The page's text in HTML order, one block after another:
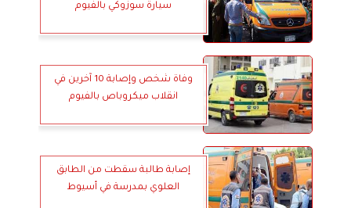
سيارة سوزوكي بالفيوم
وفاة شخص وإصابة 10 آخرين في
انقلاب ميكروباص بالفيوم
إصابة طالبة سقطت من الطابق
العلوي بمدرسة في أسيوط